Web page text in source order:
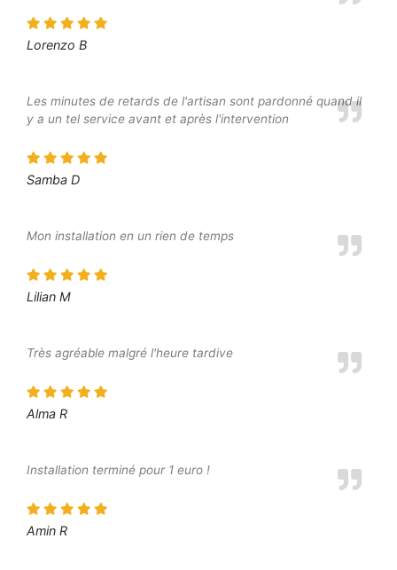
Lorenzo B
Les minutes de retards de l'artisan sont pardonné quand il
y a un tel service avant et après l'intervention
Samba D
Mon installation en un rien de temps
Lilian M
Très agréable malgré l'heure tardive
Alma R
Installation terminé pour 1 euro !
Amin R